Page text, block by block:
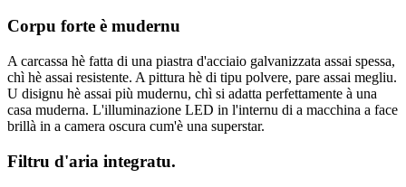
Corpu forte è mudernu
A carcassa hè fatta di una piastra d'acciaio galvanizzata assai spessa,
chì hè assai resistente. A pittura hè di tipu polvere, pare assai megliu.
U disignu hè assai più mudernu, chì si adatta perfettamente à una
casa muderna. L'illuminazione LED in l'internu di a macchina a face
brillà in a camera oscura cum'è una superstar.
Filtru d'aria integratu.